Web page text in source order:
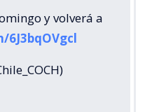
y volverá a